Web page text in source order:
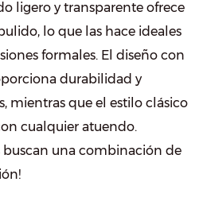
ligero y transparente ofrece
lo que las hace ideales
formales. El diseño con
durabilidad y
mientras que el estilo clásico
cualquier atuendo.
buscan una combinación de